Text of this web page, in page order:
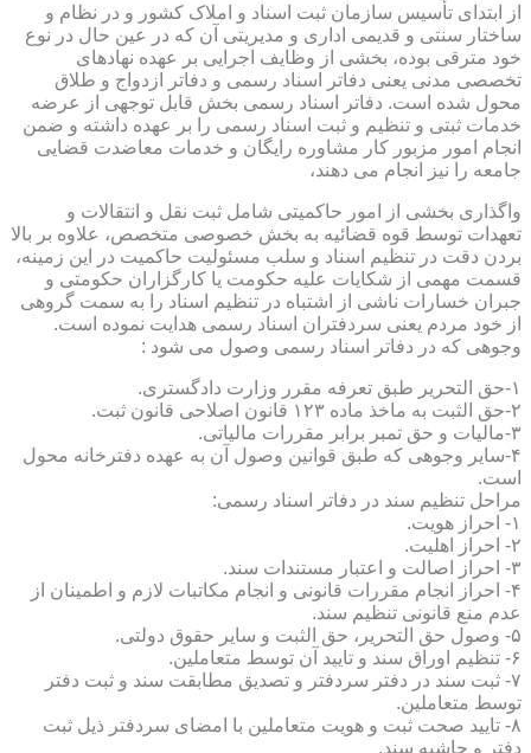
از ابتدای تأسیس سازمان ثبت اسناد و املاک کشور و در نظام و
ساختار سنتی و قدیمی اداری و مدیریتی آن که در عین حال در نوع
خود مترقی بوده، بخشی از وظایف اجرایی بر عهده نهادهای
تخصصی مدنی یعنی دفاتر اسناد رسمی و دفاتر ازدواج و طلاق
محول شده است. دفاتر اسناد رسمی بخش قابل توجهی از عرضه
خدمات ثبتی و تنظیم و ثبت اسناد رسمی را بر عهده داشته و ضمن
انجام امور مزبور کار مشاوره رایگان و خدمات معاضدت قضایی
جامعه را نیز انجام می دهند،
واگذاری بخشی از امور حاکمیتی شامل ثبت نقل و انتقالات و
تعهدات توسط قوه قضائیه به بخش خصوصی متخصص، علاوه بر بالا
بردن دقت در تنظیم اسناد و سلب مسئولیت حاکمیت در این زمینه،
قسمت مهمی از شکایات علیه حکومت یا کارگزاران حکومتی و
جبران خسارات ناشی از اشتباه در تنظیم اسناد را به سمت گروهی
از خود مردم یعنی سردفتران اسناد رسمی هدایت نموده است.
وجوهی که در دفاتر اسناد رسمی وصول می شود :
۱-حق التحریر طبق تعرفه مقرر وزارت دادگستری.
۲-حق الثبت به ماخذ ماده ۱۲۳ قانون اصلاحی قانون ثبت.
۳-مالیات و حق تمبر برابر مقررات مالیاتی.
۴-سایر وجوهی که طبق قوانین وصول آن به عهده دفترخانه محول
است.
مراحل تنظیم سند در دفاتر اسناد رسمی:
۱- احراز هویت.
۲- احراز اهلیت.
۳- احراز اصالت و اعتبار مستندات سند.
۴- احراز انجام مقررات قانونی و انجام مکاتبات لازم و اطمینان از
عدم منع قانونی تنظیم سند.
۵- وصول حق التحریر، حق الثبت و سایر حقوق دولتی.
۶- تنظیم اوراق سند و تایید آن توسط متعاملین.
۷- ثبت سند در دفتر سردفتر و تصدیق مطابقت سند و ثبت دفتر
توسط متعاملین.
۸- تایید صحت ثبت و هویت متعاملین با امضای سردفتر ذیل ثبت
دفتر و حاشیه سند.